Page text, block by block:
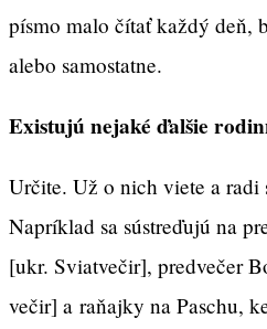
písmo malo čítať každý deň,
alebo samostatne.
Existujú nejaké ďalšie
Určite. Už o nich viete a radi
Napríklad sa sústreďujú na
[ukr. Sviatvečir], predvečer
večir] a raňajky na Paschu,